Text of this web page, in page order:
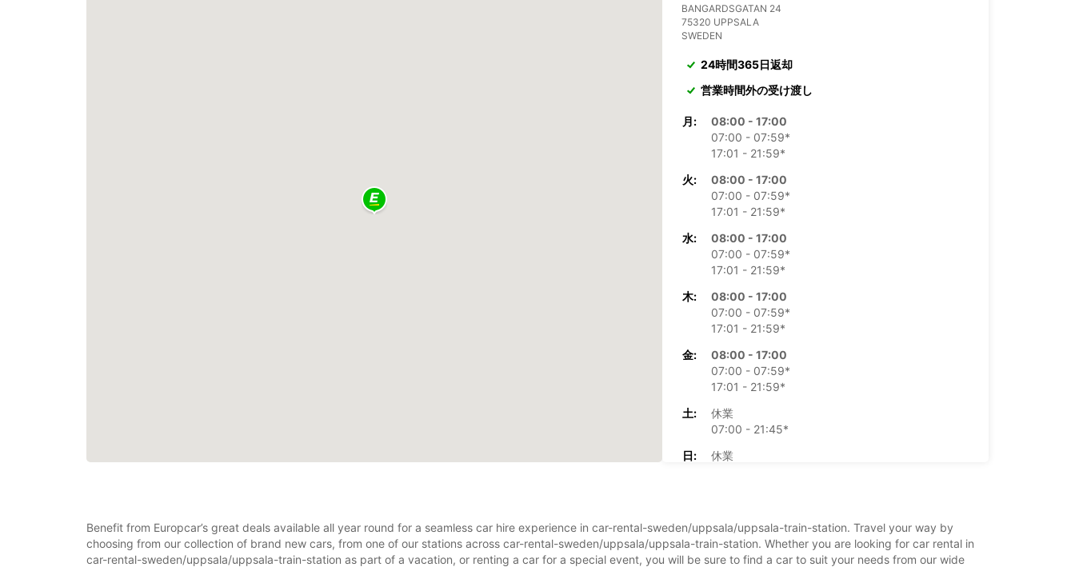
BANGARDSGATAN 24
75320 UPPSALA
SWEDEN
24時間365日返却
営業時間外の受け渡し
月:
08:00 - 17:00
07:00 - 07:59*
17:01 - 21:59*
火:
08:00 - 17:00
07:00 - 07:59*
17:01 - 21:59*
水:
08:00 - 17:00
07:00 - 07:59*
17:01 - 21:59*
木:
08:00 - 17:00
07:00 - 07:59*
17:01 - 21:59*
金:
08:00 - 17:00
07:00 - 07:59*
17:01 - 21:59*
土:
休業
07:00 - 21:45*
日:
休業
+46 (18) 171730
Benefit from Europcar’s great deals available all year round for a seamless car hire experience in car-rental-sweden/uppsala/uppsala-train-station. Travel your way by
choosing from our collection of brand new cars, from one of our stations across car-rental-sweden/uppsala/uppsala-train-station. Whether you are looking for car rental in
car-rental-sweden/uppsala/uppsala-train-station as part of a vacation, or renting a car for a special event, you will be sure to find a car to suit your needs from our wide